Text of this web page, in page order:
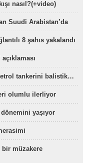
nasıl?(+video)
Suudi Arabistan’da
8 şahıs yakalandı
tankerini balistik…
olumlu ilerliyor
yaşıyor
bir müzakere